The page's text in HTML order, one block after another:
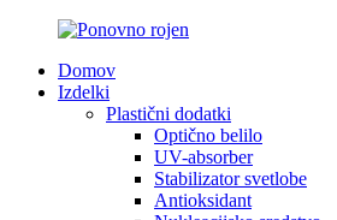
Domov
Izdelki
Plastični dodatki
Optično belilo
UV-absorber
Stabilizator svetlobe
Antioksidant